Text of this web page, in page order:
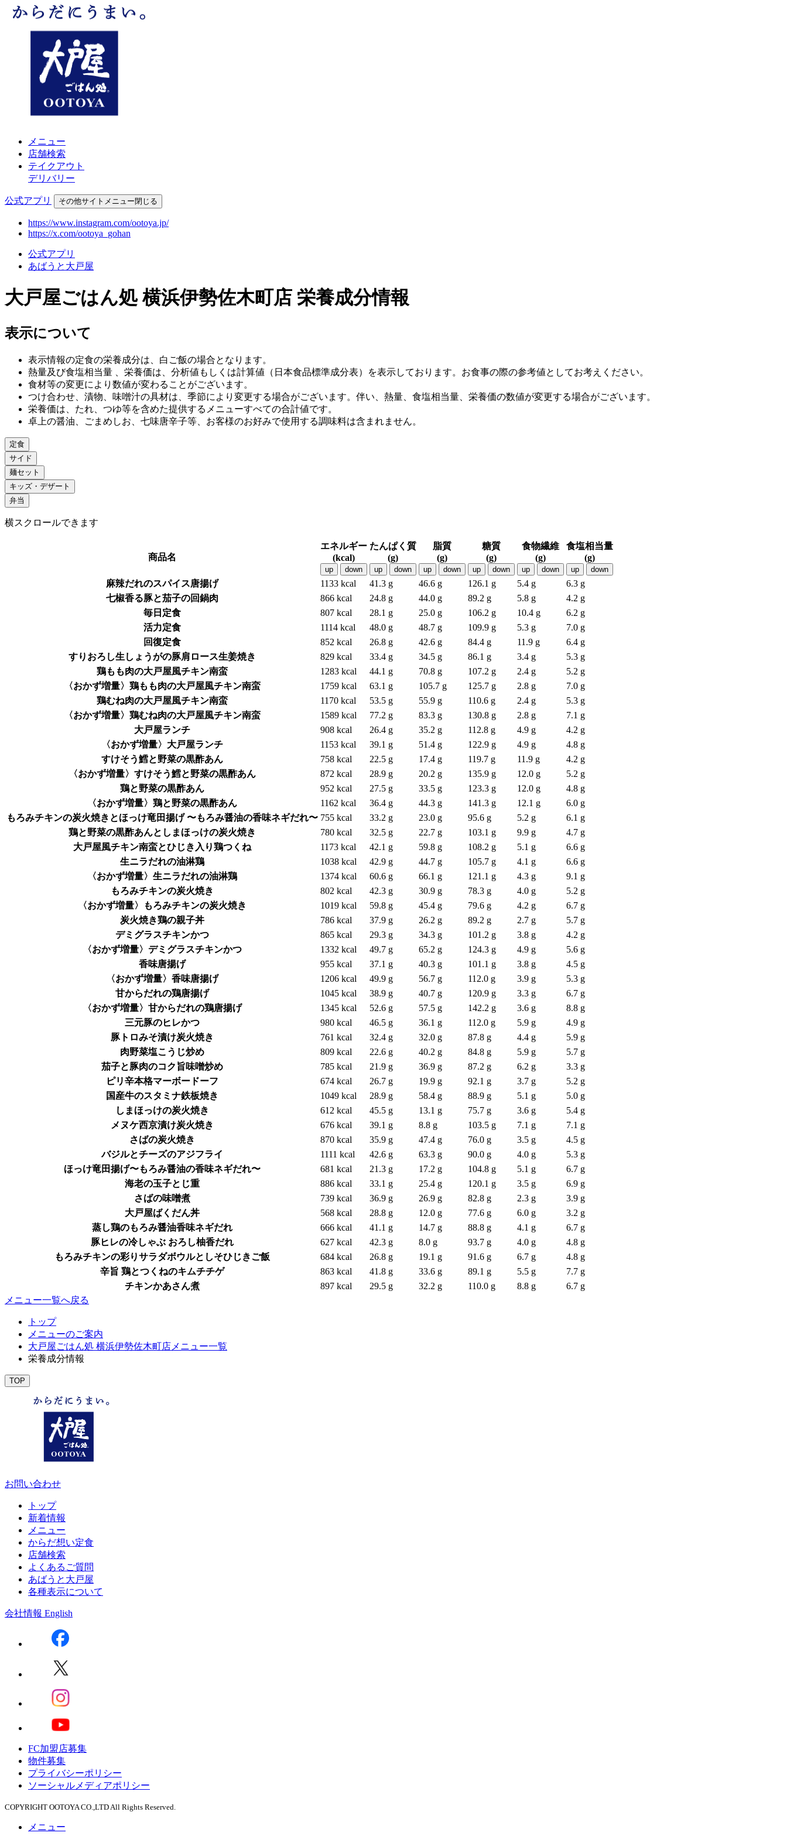
メニュー
店舗検索
テイクアウト
デリバリー
公式アプリ その他サイトメニュー閉じる
https://www.instagram.com/ootoya.jp/
https://x.com/ootoya_gohan
公式アプリ
あばうと大戸屋
大戸屋ごはん処 横浜伊勢佐木町店 栄養成分情報
表示について
表示情報の定食の栄養成分は、白ご飯の場合となります。
熱量及び食塩相当量 、栄養価は、分析値もしくは計算値（日本食品標準成分表）を表示しております。お食事の際の参考値としてお考えください。
食材等の変更により数値が変わることがございます。
つけ合わせ、漬物、味噌汁の具材は、季節により変更する場合がございます。伴い、熱量、食塩相当量、栄養価の数値が変更する場合がございます。
栄養価は、たれ、つゆ等を含めた提供するメニューすべての合計値です。
卓上の醤油、ごまめしお、七味唐辛子等、お客様のお好みで使用する調味料は含まれません。
定食
サイド
麺セット
キッズ・デザート
弁当
横スクロールできます
商品名
エネルギー
(kcal)
up down
たんぱく質
(g)
up down
脂質
(g)
up down
糖質
(g)
up down
食物繊維
(g)
up down
食塩相当量
(g)
up down
麻辣だれのスパイス唐揚げ 1133 kcal 41.3 g 46.6 g 126.1 g 5.4 g
6.3 g
七椒香る豚と茄子の回鍋肉
866 kcal 24.8 g 44.0 g 89.2 g 5.8 g
4.2 g
毎日定食
807 kcal 28.1 g 25.0 g 106.2 g 10.4 g
6.2 g
活力定食
1114 kcal 48.0 g 48.7 g 109.9 g 5.3 g
7.0 g
回復定食
852 kcal 26.8 g 42.6 g 84.4 g 11.9 g
6.4 g
すりおろし生しょうがの豚肩ロース生姜焼き
829 kcal 33.4 g 34.5 g 86.1 g 3.4 g
5.3 g
鶏もも肉の大戸屋風チキン南蛮
1283 kcal 44.1 g 70.8 g 107.2 g 2.4 g
5.2 g
〈おかず増量〉鶏もも肉の大戸屋風チキン南蛮
1759 kcal 63.1 g 105.7 g 125.7 g 2.8 g
7.0 g
鶏むね肉の大戸屋風チキン南蛮
1170 kcal 53.5 g 55.9 g 110.6 g 2.4 g
5.3 g
〈おかず増量〉鶏むね肉の大戸屋風チキン南蛮
1589 kcal 77.2 g 83.3 g 130.8 g 2.8 g
7.1 g
大戸屋ランチ
908 kcal 26.4 g 35.2 g 112.8 g 4.9 g
4.2 g
〈おかず増量〉大戸屋ランチ
1153 kcal 39.1 g 51.4 g 122.9 g 4.9 g
4.8 g
すけそう鱈と野菜の黒酢あん
758 kcal 22.5 g 17.4 g 119.7 g 11.9 g
4.2 g
〈おかず増量〉すけそう鱈と野菜の黒酢あん
872 kcal 28.9 g 20.2 g 135.9 g 12.0 g
5.2 g
鶏と野菜の黒酢あん
952 kcal 27.5 g 33.5 g 123.3 g 12.0 g
4.8 g
〈おかず増量〉鶏と野菜の黒酢あん
1162 kcal 36.4 g 44.3 g 141.3 g 12.1 g
6.0 g
もろみチキンの炭火焼きとほっけ竜田揚げ 〜もろみ醤油の香味ネギだれ〜 755 kcal 33.2 g 23.0 g 95.6 g 5.2 g
6.1 g
鶏と野菜の黒酢あんとしまほっけの炭火焼き
780 kcal 32.5 g 22.7 g 103.1 g 9.9 g
4.7 g
大戸屋風チキン南蛮とひじき入り鶏つくね
1173 kcal 42.1 g 59.8 g 108.2 g 5.1 g
6.6 g
生ニラだれの油淋鶏
1038 kcal 42.9 g 44.7 g 105.7 g 4.1 g
6.6 g
〈おかず増量〉生ニラだれの油淋鶏
1374 kcal 60.6 g 66.1 g 121.1 g 4.3 g
9.1 g
もろみチキンの炭火焼き
802 kcal 42.3 g 30.9 g 78.3 g 4.0 g
5.2 g
〈おかず増量〉もろみチキンの炭火焼き
1019 kcal 59.8 g 45.4 g 79.6 g 4.2 g
6.7 g
炭火焼き鶏の親子丼
786 kcal 37.9 g 26.2 g 89.2 g 2.7 g
5.7 g
デミグラスチキンかつ
865 kcal 29.3 g 34.3 g 101.2 g 3.8 g
4.2 g
〈おかず増量〉デミグラスチキンかつ
1332 kcal 49.7 g 65.2 g 124.3 g 4.9 g
5.6 g
香味唐揚げ
955 kcal 37.1 g 40.3 g 101.1 g 3.8 g
4.5 g
〈おかず増量〉香味唐揚げ
1206 kcal 49.9 g 56.7 g 112.0 g 3.9 g
5.3 g
甘からだれの鶏唐揚げ
1045 kcal 38.9 g 40.7 g 120.9 g 3.3 g
6.7 g
〈おかず増量〉甘からだれの鶏唐揚げ
1345 kcal 52.6 g 57.5 g 142.2 g 3.6 g
8.8 g
三元豚のヒレかつ
980 kcal 46.5 g 36.1 g 112.0 g 5.9 g
4.9 g
豚トロみそ漬け炭火焼き
761 kcal 32.4 g 32.0 g 87.8 g 4.4 g
5.9 g
肉野菜塩こうじ炒め
809 kcal 22.6 g 40.2 g 84.8 g 5.9 g
5.7 g
茄子と豚肉のコク旨味噌炒め
785 kcal 21.9 g 36.9 g 87.2 g 6.2 g
3.3 g
ピリ辛本格マーボードーフ
674 kcal 26.7 g 19.9 g 92.1 g 3.7 g
5.2 g
国産牛のスタミナ鉄板焼き
1049 kcal 28.9 g 58.4 g 88.9 g 5.1 g
5.0 g
しまほっけの炭火焼き
612 kcal 45.5 g 13.1 g 75.7 g 3.6 g
5.4 g
メヌケ西京漬け炭火焼き
676 kcal 39.1 g 8.8 g 103.5 g 7.1 g
7.1 g
さばの炭火焼き
870 kcal 35.9 g 47.4 g 76.0 g 3.5 g
4.5 g
バジルとチーズのアジフライ
1111 kcal 42.6 g 63.3 g 90.0 g 4.0 g
5.3 g
ほっけ竜田揚げ〜もろみ醤油の香味ネギだれ〜
681 kcal 21.3 g 17.2 g 104.8 g 5.1 g
6.7 g
海老の玉子とじ重
886 kcal 33.1 g 25.4 g 120.1 g 3.5 g
6.9 g
さばの味噌煮
739 kcal 36.9 g 26.9 g 82.8 g 2.3 g
3.9 g
大戸屋ばくだん丼
568 kcal 28.8 g 12.0 g 77.6 g 6.0 g
3.2 g
蒸し鶏のもろみ醤油香味ネギだれ
666 kcal 41.1 g 14.7 g 88.8 g 4.1 g
6.7 g
豚ヒレの冷しゃぶ おろし柚香だれ
627 kcal 42.3 g 8.0 g 93.7 g 4.0 g
4.8 g
もろみチキンの彩りサラダボウルとしそひじきご飯
684 kcal 26.8 g 19.1 g 91.6 g 6.7 g
4.8 g
辛旨 鶏とつくねのキムチチゲ
863 kcal 41.8 g 33.6 g 89.1 g 5.5 g
7.7 g
チキンかあさん煮
897 kcal 29.5 g 32.2 g 110.0 g 8.8 g
6.7 g
メニュー一覧へ戻る
トップ
メニューのご案内
大戸屋ごはん処 横浜伊勢佐木町店メニュー一覧
栄養成分情報
TOP
お問い合わせ
トップ
新着情報
メニュー
からだ想い定食
店舗検索
よくあるご質問
あばうと大戸屋
各種表示について
会社情報 English
FC加盟店募集
物件募集
プライバシーポリシー
ソーシャルメディアポリシー
COPYRIGHT OOTOYA CO.,LTD All Rights Reserved.
メニュー